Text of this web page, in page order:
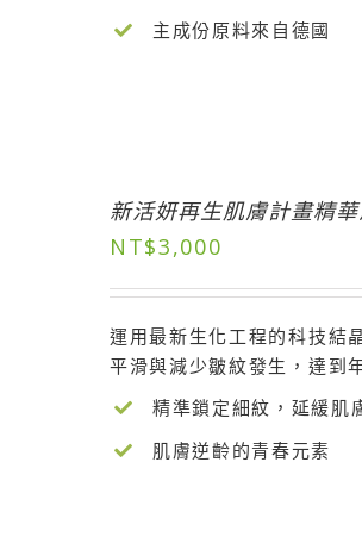
主成份原料來自德國
新活妍再生肌膚計畫精
NT$3,000
運用最新生化工程的科技結
平滑與減少皺紋發生，達到
精準鎖定細紋，延緩肌
肌膚逆齡的青春元素